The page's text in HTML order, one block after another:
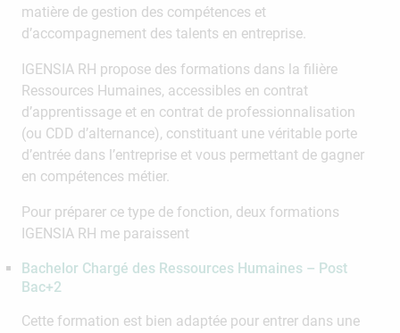
matière de gestion des compétences et
d’accompagnement des talents en entreprise.
IGENSIA RH propose des formations dans la filière
Ressources Humaines, accessibles en contrat
d’apprentissage et en contrat de professionnalisation
(ou CDD d’alternance), constituant une véritable porte
d’entrée dans l’entreprise et vous permettant de gagner
en compétences métier.
Pour préparer ce type de fonction, deux formations
IGENSIA RH me paraissent
Bachelor Chargé des Ressources Humaines – Post
Bac+2
Cette formation est bien adaptée pour entrer dans une